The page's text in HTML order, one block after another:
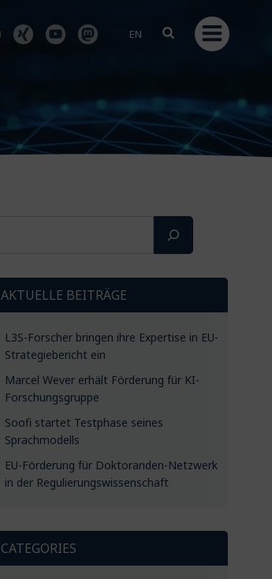
EN
AKTUELLE BEITRÄGE
L3S-Forscher bringen ihre Expertise in EU-
Strategiebericht ein
Marcel Wever erhält Förderung für KI-
Forschungsgruppe
Soofi startet Testphase seines
Sprachmodells
EU-Förderung für Doktoranden-Netzwerk
in der Regulierungswissenschaft
CATEGORIES